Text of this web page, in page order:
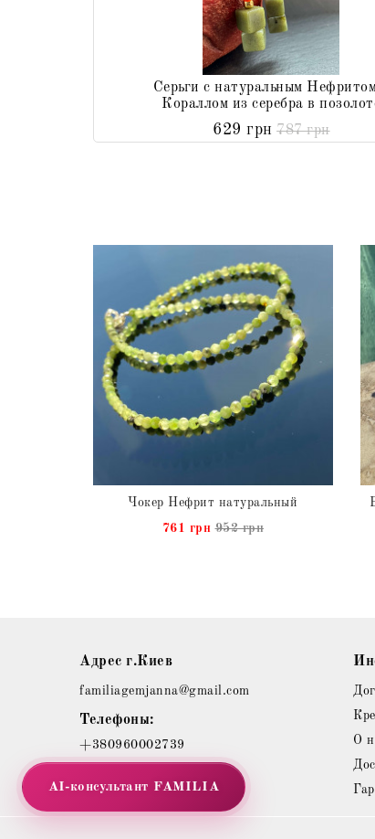
629 грн 787 грн
Серьги с натуральным
Кораллом из серебра в
Чокер Нефрит натуральный
761 грн 952 грн
Адрес г.Киев
familiagemjanna@gmail.com
Телефоны:
+380960002739
О
AI-консультант FAMILIA